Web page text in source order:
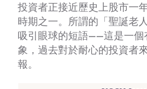
投資者正接近歷史上股市一
時期之一。所謂的「聖誕老
吸引眼球的短語——這是一個
象，過去對於耐心的投資者
報。